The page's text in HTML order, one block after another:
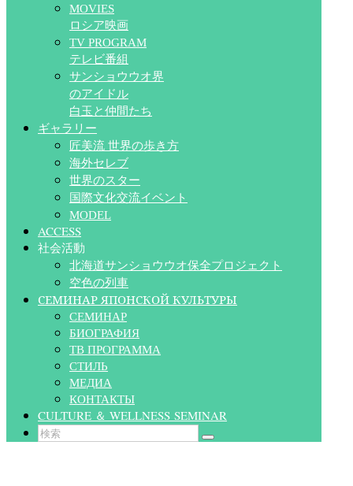
MOVIES
ロシア映画
TV PROGRAM
テレビ番組
サンショウウオ界
のアイドル
白玉と仲間たち
ギャラリー
匠美流 世界の歩き方
海外セレブ
世界のスター
国際文化交流イベント
MODEL
ACCESS
社会活動
北海道サンショウウオ保全プロジェクト
空色の列車
СЕМИНАР ЯПОНСКОЙ КУЛЬТУРЫ
СЕМИНАР
БИОГРАФИЯ
ТВ ПРОГРАММА
СТИЛЬ
МЕДИА
КОНТАКТЫ
CULTURE ＆ WELLNESS SEMINAR